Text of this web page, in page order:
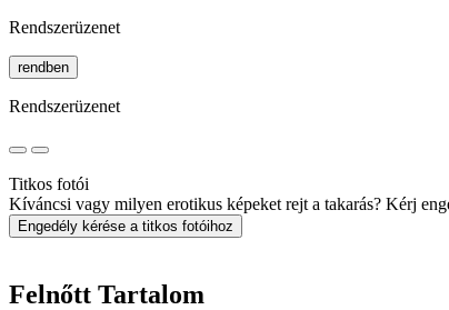
Rendszerüzenet
rendben
Rendszerüzenet
Titkos fotói
Kíváncsi vagy milyen erotikus képeket rejt a takarás? Kérj
Engedély kérése a titkos fotóihoz
Felnőtt Tartalom